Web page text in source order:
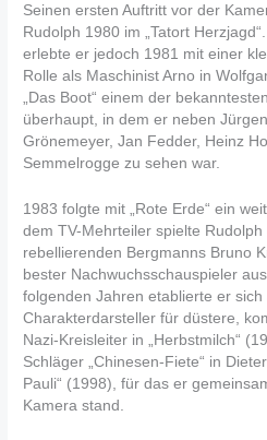
Seinen ersten Auftritt vor der
Rudolph 1980 im „Tatort
erlebte er jedoch 1981 mit einer
Rolle als Maschinist Arno in
„Das Boot“ einem der
überhaupt, in dem er neben
Grönemeyer, Jan Fedder, Heinz
Semmelrogge zu sehen war.
1983 folgte mit „Rote Erde“ ein
dem TV-Mehrteiler spielte
rebellierenden Bergmanns Bruno
bester Nachwuchsschauspieler
folgenden Jahren etablierte er
Charakterdarsteller für düstere,
Nazi-Kreisleiter in „Herbstmilch“
Schläger „Chinesen-Fiete“ in
Pauli“ (1998), für das er
Kamera stand.